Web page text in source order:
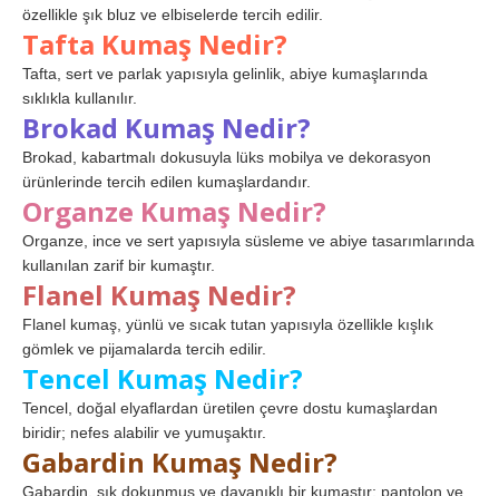
özellikle şık bluz ve elbiselerde tercih edilir.
Tafta Kumaş Nedir?
Tafta, sert ve parlak yapısıyla gelinlik, abiye kumaşlarında
sıklıkla kullanılır.
Brokad Kumaş Nedir?
Brokad, kabartmalı dokusuyla lüks mobilya ve dekorasyon
ürünlerinde tercih edilen kumaşlardandır.
Organze Kumaş Nedir?
Organze, ince ve sert yapısıyla süsleme ve abiye tasarımlarında
kullanılan zarif bir kumaştır.
Flanel Kumaş Nedir?
Flanel kumaş, yünlü ve sıcak tutan yapısıyla özellikle kışlık
gömlek ve pijamalarda tercih edilir.
Tencel Kumaş Nedir?
Tencel, doğal elyaflardan üretilen çevre dostu kumaşlardan
biridir; nefes alabilir ve yumuşaktır.
Gabardin Kumaş Nedir?
Gabardin, sık dokunmuş ve dayanıklı bir kumaştır; pantolon ve